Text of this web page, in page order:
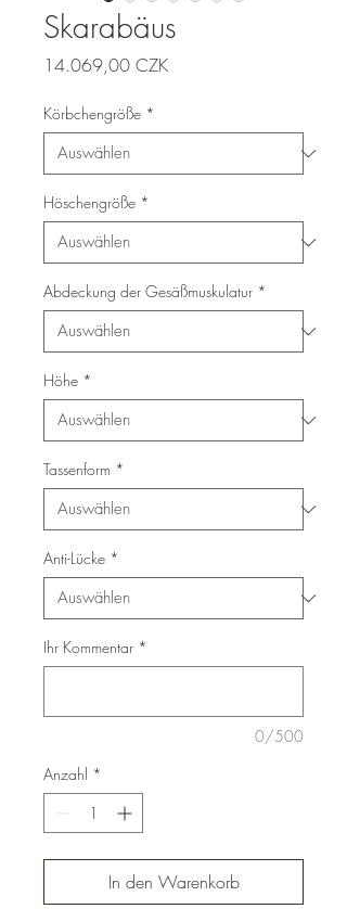
Skarabäus
14.069,00 CZKPreis
Körbchengröße *
Höschengröße *
Abdeckung der Gesäßmuskulatur *
Höhe *
Tassenform *
Anti-Lücke *
Ihr Kommentar *
0/500
Anzahl *
In den Warenkorb